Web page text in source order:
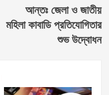
আন্তঃ জেলা ও জাতীয়
মহিলা কাবাডি প্রতিযোগিতার
শুভ উদ্বোধন